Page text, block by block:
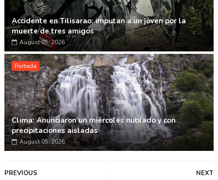
Accidente en Tilisarao: imputan a un joven por la
muerte de tres amigos
August 05, 2026
Portada
Clima: Anunciaron un miércoles nublado y con
precipitaciones aisladas
August 05, 2026
NEXT
PREVIOUS